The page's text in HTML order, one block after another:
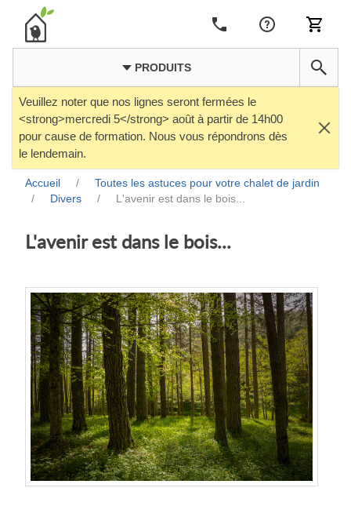
PRODUITS
Veuillez noter que nos lignes seront fermées le
<strong>mercredi 5</strong> août à partir de 14h00
pour cause de formation. Nous vous répondrons dès
le lendemain.
Accueil /
Toutes les astuces pour votre chalet de jardin
/
Divers / L'avenir est dans le bois...
L'avenir est dans le bois...